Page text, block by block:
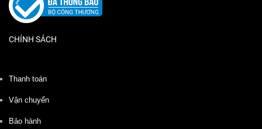
CHÍNH SÁCH
Thanh toán
Vận chuyển
Bảo hành